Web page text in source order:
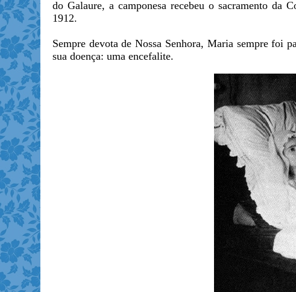
do Galaure, a camponesa recebeu o sacramento da
1912.
Sempre devota de Nossa Senhora, Maria sempre foi
sua doença: uma encefalite.